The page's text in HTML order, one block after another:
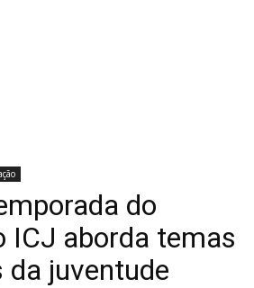
do
ICJ aborda temas
da juventude